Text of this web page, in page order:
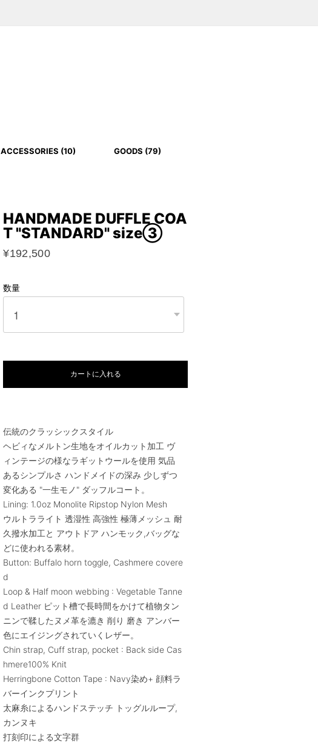
ACCESSORIES (10) GOODS (79)
HANDMADE DUFFLE COA
T "STANDARD" size③
¥192,500
数量
カートに入れる
伝統のクラッシックスタイル
ヘビィなメルトン生地をオイルカット加工 ヴ
ィンテージの様なラギットウールを使用 気品
あるシンプルさ ハンドメイドの深み 少しずつ
変化ある "一生モノ" ダッフルコート。
Lining: 1.0oz Monolite Ripstop Nylon Mesh
ウルトラライト 透湿性 高強性 極薄メッシュ 耐
久撥水加工と アウトドア ハンモック,バッグな
どに使われる素材。
Button: Buffalo horn toggle, Cashmere covere
d
Loop & Half moon webbing : Vegetable Tanne
d Leather ピット槽で長時間をかけて植物タン
ニンで鞣したヌメ革を漉き 削り 磨き アンバー
色にエイジングされていくレザー。
Chin strap, Cuff strap, pocket : Back side Cas
hmere100% Knit
Herringbone Cotton Tape : Navy染め+ 顔料ラ
バーインクプリント
太麻糸によるハンドステッチ トッグルループ,
カンヌキ
打刻印による文字群